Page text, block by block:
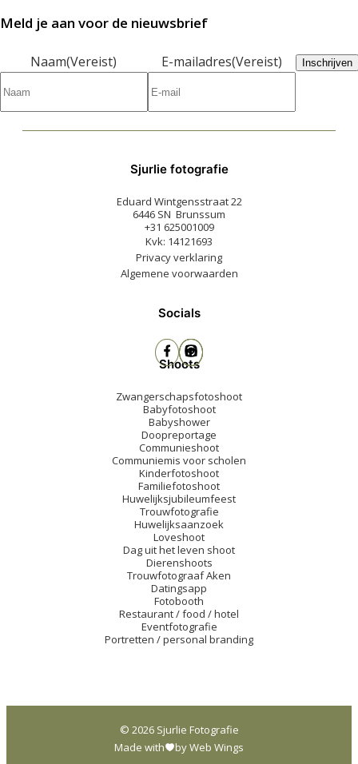
Meld je aan voor de nieuwsbrief
Naam(Vereist) E-mailadres(Vereist) Inschrijven
Sjurlie fotografie
Eduard Wintgensstraat 22
6446 SN Brunssum
+31 625001009
Kvk: 14121693
Privacy verklaring
Algemene voorwaarden
Socials
Shoots
Zwangerschapsfotoshoot
Babyfotoshoot
Babyshower
Doopreportage
Communieshoot
Communiemis voor scholen
Kinderfotoshoot
Familiefotoshoot
Huwelijksjubileumfeest
Trouwfotografie
Huwelijksaanzoek
Loveshoot
Dag uit het leven shoot
Dierenshoots
Trouwfotograaf Aken
Datingsapp
Fotobooth
Restaurant / food / hotel
Eventfotografie
Portretten / personal branding
© 2026 Sjurlie Fotografie
Made with
by Web Wings